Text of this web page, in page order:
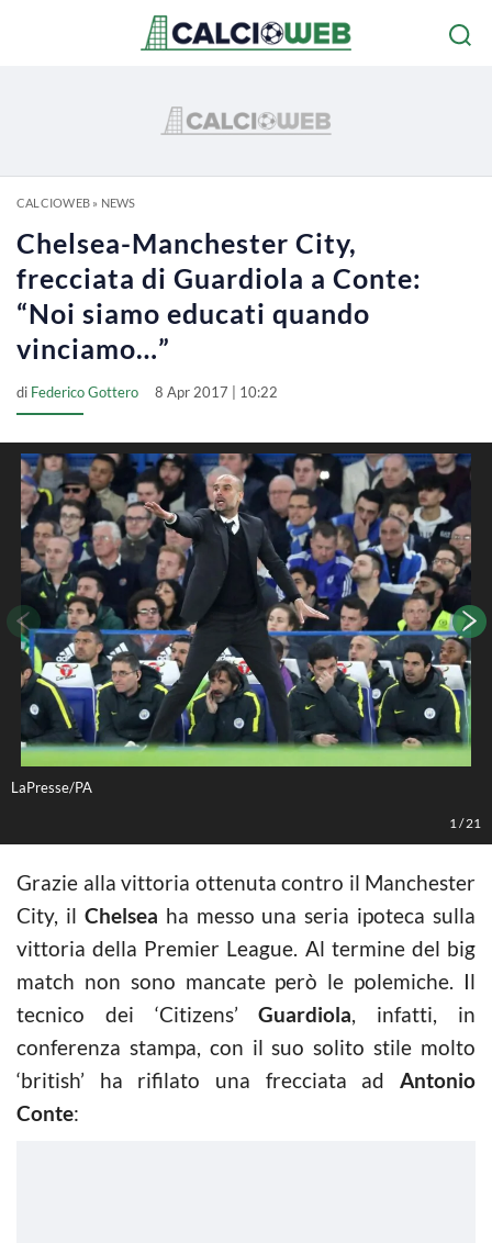
CALCIOWEB» NEWS
Chelsea-Manchester City,
frecciata di Guardiola a Conte:
“Noi siamo educati quando
vinciamo…”
di Federico Gottero 8 Apr 2017 | 10:22
LaPresse/PA
1 /21
Grazie alla vittoria ottenuta contro il Manchester
City, il Chelsea ha messo una seria ipoteca sulla
vittoria della Premier League. Al termine del big
match non sono mancate però le polemiche. Il
tecnico dei ‘Citizens’Guardiola, infatti, in
conferenza stampa, con il suo solito stile molto
‘british’ ha rifilato una frecciata ad Antonio
Conte: